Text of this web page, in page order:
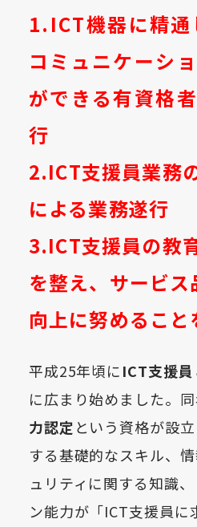
1.ICT機器に精通
コミュニケーシ
ができる有資格
行
2.ICT支援員業務
による業務遂行
3.ICT支援員の教
を整え、サービス
向上に努めること
平成25年頃にICT支援員
に広まり始めました。
力認定という資格が設
する基礎的なスキル、
ュリティに関する知識
ン能力が「ICT支援員に